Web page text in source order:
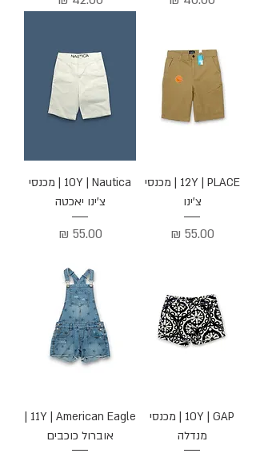
12Y | PLACE | מכנסי
צ'ינו
מחיר
10Y | Nautica | מכנסי
צ'ינו יאכטה
מחיר
10Y | GAP | מכנסי
מנדלה
11Y | American Eagle |
אוברול כוכבים